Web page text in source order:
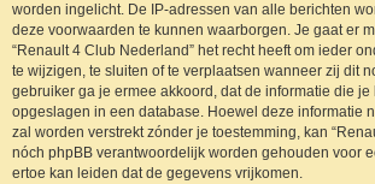
worden ingelicht. De IP-adressen van alle berichten
deze voorwaarden te kunnen waarborgen. Je gaat er
“Renault 4 Club Nederland” het recht heeft om ieder
te wijzigen, te sluiten of te verplaatsen wanneer zij dit
gebruiker ga je ermee akkoord, dat de informatie die
opgeslagen in een database. Hoewel deze informatie
zal worden verstrekt zónder je toestemming, kan
nóch phpBB verantwoordelijk worden gehouden voor
ertoe kan leiden dat de gegevens vrijkomen.